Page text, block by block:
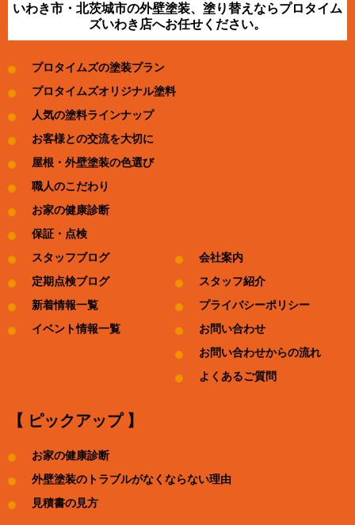
いわき市・北茨城市の外壁塗装、塗り替えならプロタイム
ズいわき店へお任せください。
プロタイムズの塗装プラン
プロタイムズオリジナル塗料
人気の塗料ラインナップ
お客様との交流を大切に
屋根・外壁塗装の色選び
職人のこだわり
お家の健康診断
保証・点検
スタッフブログ
定期点検ブログ
新着情報一覧
イベント情報一覧
会社案内
スタッフ紹介
プライバシーポリシー
お問い合わせ
お問い合わせからの流れ
よくあるご質問
【 ピックアップ 】
お家の健康診断
外壁塗装のトラブルがなくならない理由
見積書の見方